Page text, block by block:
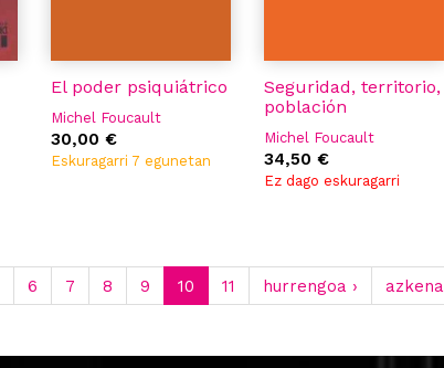
El poder psiquiátrico
Michel Foucault
30,00 €
Eskuragarri 7 egunetan
Seguridad, territorio,
población
Michel Foucault
34,50 €
Ez dago eskuragarri
6 7 8 9 10 11 hurrengoa › azkena